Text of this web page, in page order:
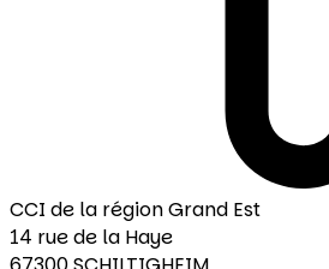
CCI de la région Grand Est
14 rue de la Haye